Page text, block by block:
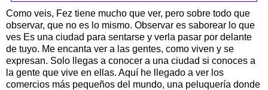
Como veis, Fez tiene mucho que ver, pero sobre todo que
observar, que no es lo mismo. Observar es saborear lo que
ves Es una ciudad para sentarse y verla pasar por delante
de tuyo. Me encanta ver a las gentes, como viven y se
expresan. Solo llegas a conocer a una ciudad si conoces a
la gente que vive en ellas. Aquí he llegado a ver los
comercios más pequeños del mundo, una peluquería donde